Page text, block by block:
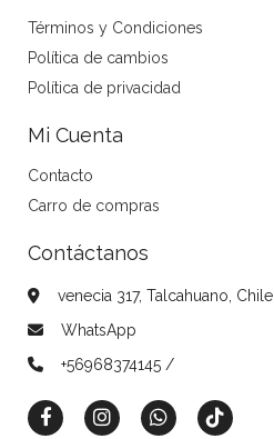
Términos y Condiciones
Política de cambios
Política de privacidad
Mi Cuenta
Contacto
Carro de compras
Contáctanos
venecia 317, Talcahuano, Chile
WhatsApp
+56968374145 /